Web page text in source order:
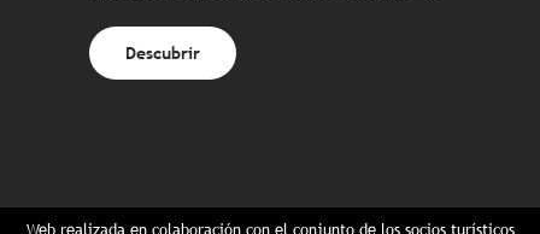
Descubrir
Web realizada en colaboración con el conjunto de los socios turísticos